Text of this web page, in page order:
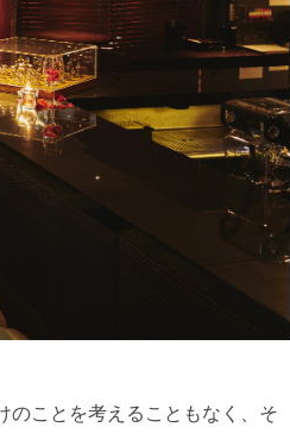
のことを考えることもなく、そ